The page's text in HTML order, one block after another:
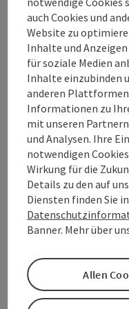
Bründlkirche
Wallfahrtskirche -
Bad Leonfelden
Telefon
+43 7213 6230
Öffnungszeiten
MOMontag
DIDienstag
MIDOFR
Burg
BURG LOBENSTEIN:
Ringmauer zieht sich
Bogen bis zur anderen
gebildete Hof wurde
Oberneukirchen
Telefon
+43 7212 7055
auch Cookies und
Website zu
Inhalte und
für soziale Medien
Inhalte einzubinden
anderen
Informationen zu
mit unseren
und Analysen. Ihre
notwendigen
Wirkung für die
Details zu den auf
Diensten finden Sie
Banner. Mehr über
Allen